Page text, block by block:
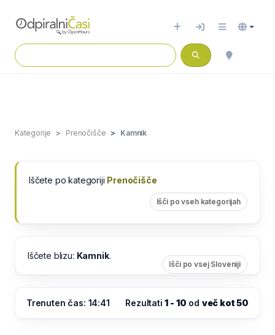
Kategorije Prenočišče Kamnik
Iščete po kategoriji Prenočišče
Išči po vseh kategorijah
Iščete blizu: Kamnik.
Išči po vsej Sloveniji
Trenuten čas: 14:41 Rezultati1 - 10 od več kot 50